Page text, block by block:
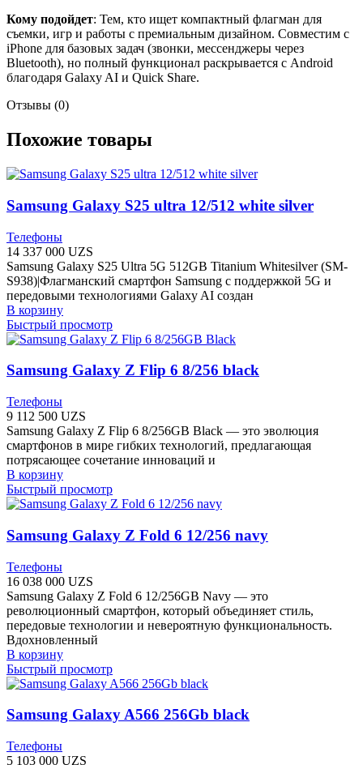
Кому подойдет: Тем, кто ищет компактный флагман для
съемки, игр и работы с премиальным дизайном. Совместим с
iPhone для базовых задач (звонки, мессенджеры через
Bluetooth), но полный функционал раскрывается с Android
благодаря Galaxy AI и Quick Share.
Отзывы (0)
Похожие товары
Samsung Galaxy S25 ultra 12/512 white silver
Телефоны
14 337 000 UZS
Samsung Galaxy S25 Ultra 5G 512GB Titanium Whitesilver (SM-
S938)|Флагманский смартфон Samsung с поддержкой 5G и
передовыми технологиями Galaxy AI создан
В корзину
Быстрый просмотр
Samsung Galaxy Z Flip 6 8/256 black
Телефоны
9 112 500 UZS
Samsung Galaxy Z Flip 6 8/256GB Black — это эволюция
смартфонов в мире гибких технологий, предлагающая
потрясающее сочетание инноваций и
В корзину
Быстрый просмотр
Samsung Galaxy Z Fold 6 12/256 navy
Телефоны
16 038 000 UZS
Samsung Galaxy Z Fold 6 12/256GB Navy — это
революционный смартфон, который объединяет стиль,
передовые технологии и невероятную функциональность.
Вдохновленный
В корзину
Быстрый просмотр
Samsung Galaxy A566 256Gb black
Телефоны
5 103 000 UZS